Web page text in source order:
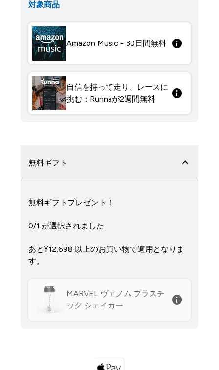
対象商品
Amazon Music - 30日間無料
自信を持って走り、レースに
挑む：Runnaが2週間無料
無料ギフト
無料ギフトプレゼント！
0/1 が選択されました
あと¥12,698‎ 以上のお買い物で適用となりま
す。
MARVEL ヴェノム プラスチ
ック シェイカー